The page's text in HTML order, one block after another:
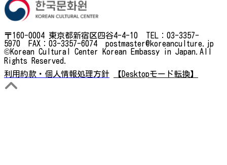
〒160-0004 東京都新宿区四谷4-4-10 TEL：03-3357-
5970 FAX：03-3357-6074 postmaster@koreanculture.jp
©Korean Cultural Center Korean Embassy in Japan.All
Rights Reserved.
利用約款・個人情報処理方針
【Desktopモード転換】